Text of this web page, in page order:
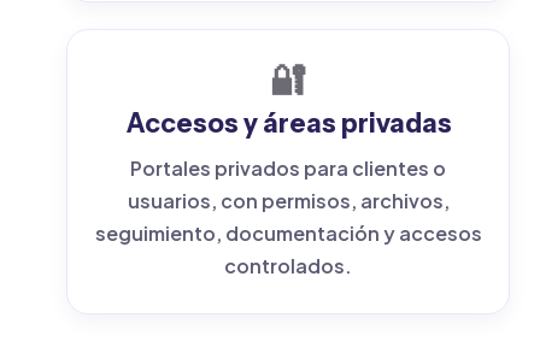
🔐
Accesos y áreas privadas
Portales privados para clientes o
usuarios, con permisos, archivos,
seguimiento, documentación y accesos
controlados.